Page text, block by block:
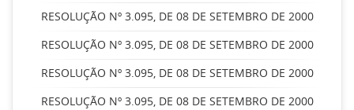
RESOLUÇÃO Nº 3.095, DE 08 DE SETEMBRO DE 2000
RESOLUÇÃO Nº 3.095, DE 08 DE SETEMBRO DE 2000
RESOLUÇÃO Nº 3.095, DE 08 DE SETEMBRO DE 2000
RESOLUÇÃO Nº 3.095, DE 08 DE SETEMBRO DE 2000